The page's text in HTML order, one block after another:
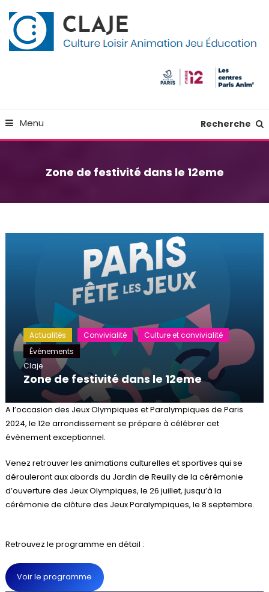
To
Content
Menu Recherche
Zone de festivité dans le 12eme
Actualités Convivialité
Culture et convivialité
Événements
Claje
Zone de festivité dans le 12eme
A l’occasion des Jeux Olympiques et Paralympiques de Paris
2024, le 12e arrondissement se prépare à célébrer cet
évènement exceptionnel.
Venez retrouver les animations culturelles et sportives qui se
dérouleront aux abords du Jardin de Reuilly de la cérémonie
d’ouverture des Jeux Olympiques, le 26 juillet, jusqu’à la
cérémonie de clôture des Jeux Paralympiques, le 8 septembre.
Retrouvez le programme en détail :
Voir le programme